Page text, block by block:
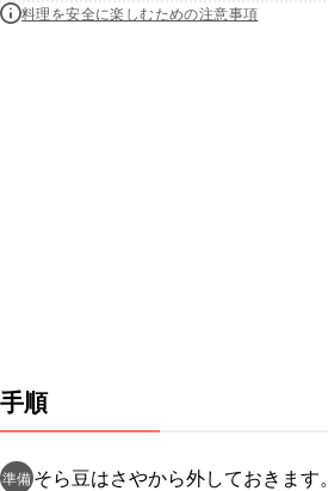
料理を安全に楽しむための注意事項
手順
準備 そら豆はさやから外しておきます。